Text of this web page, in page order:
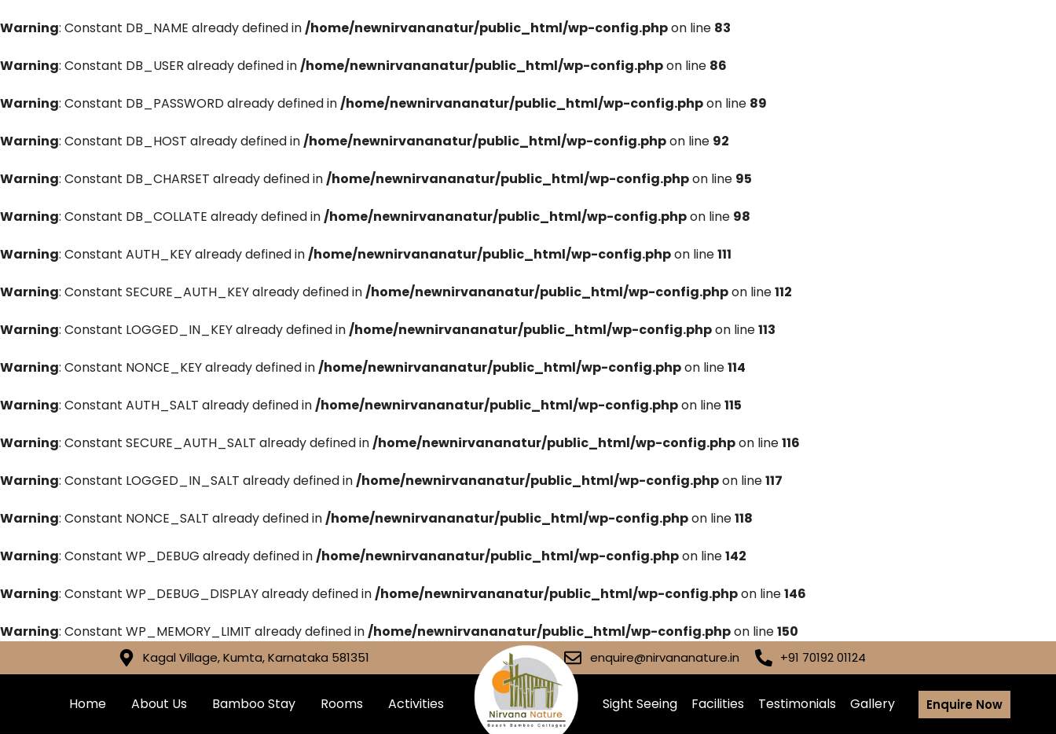
Warning: Constant DB_NAME already defined in/home/newnirvananatur/public_html/wp-config.phpon line 83
Warning: Constant DB_USER already defined in/home/newnirvananatur/public_html/wp-config.phpon line 86
Warning: Constant DB_PASSWORD already defined in/home/newnirvananatur/public_html/wp-config.phpon line 89
Warning: Constant DB_HOST already defined in/home/newnirvananatur/public_html/wp-config.phpon line 92
Warning: Constant DB_CHARSET already defined in/home/newnirvananatur/public_html/wp-config.phpon line 95
Warning: Constant DB_COLLATE already defined in/home/newnirvananatur/public_html/wp-config.phpon line 98
Warning: Constant AUTH_KEY already defined in/home/newnirvananatur/public_html/wp-config.phpon line111
Warning: Constant SECURE_AUTH_KEY already defined in/home/newnirvananatur/public_html/wp-config.phpon line112
Warning: Constant LOGGED_IN_KEY already defined in/home/newnirvananatur/public_html/wp-config.phpon line113
Warning: Constant NONCE_KEY already defined in/home/newnirvananatur/public_html/wp-config.phpon line114
Warning: Constant AUTH_SALT already defined in/home/newnirvananatur/public_html/wp-config.phpon line115
Warning: Constant SECURE_AUTH_SALT already defined in/home/newnirvananatur/public_html/wp-config.phpon line116
Warning: Constant LOGGED_IN_SALT already defined in/home/newnirvananatur/public_html/wp-config.phpon line117
Warning: Constant NONCE_SALT already defined in/home/newnirvananatur/public_html/wp-config.phpon line118
Warning: Constant WP_DEBUG already defined in/home/newnirvananatur/public_html/wp-config.phpon line142
Warning: Constant WP_DEBUG_DISPLAY already defined in/home/newnirvananatur/public_html/wp-config.phpon line146
Warning: Constant WP_MEMORY_LIMIT already defined in/home/newnirvananatur/public_html/wp-config.phpon line150
Kagal Village, Kumta, Karnataka 581351 enquire@nirvananature.in +91 70192 01124
Home About Us Bamboo Stay Rooms Activities Sight Seeing Facilities Testimonials Gallery Enquire Now